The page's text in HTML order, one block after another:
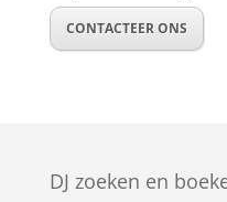
CONTACTEER ONS
DJ zoeken en